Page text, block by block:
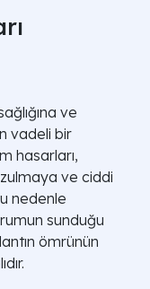
ve
vadeli bir
hasarları,
ve ciddi
nedenle
sunduğu
ömrünün